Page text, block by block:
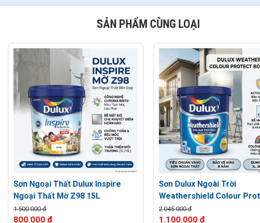
SẢN PHẨM CÙNG LOẠI
Sơn Ngoại Thất Dulux Inspire
Ngoại Thất Mờ Z98 15L
1.500.000 đ
800.000 đ
Sơn Dulux Ngoài Trời
Weathershield Colour
Bóng E023 15L
2.045.000 đ
1.100.000 đ